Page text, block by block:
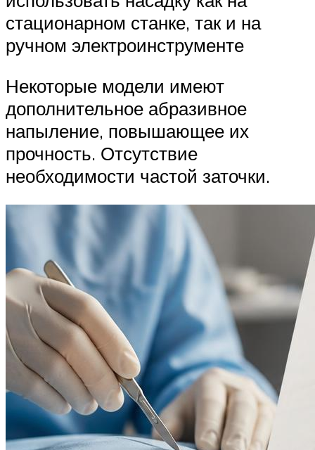
стационарном станке, так и на
ручном электроинструменте
Некоторые модели имеют
дополнительное абразивное
напыление, повышающее их
прочность. Отсутствие
необходимости частой заточки.